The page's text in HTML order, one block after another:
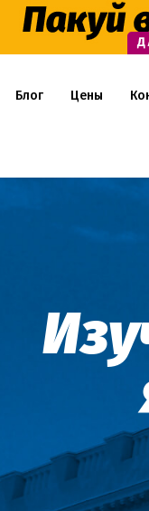
Блог Цены